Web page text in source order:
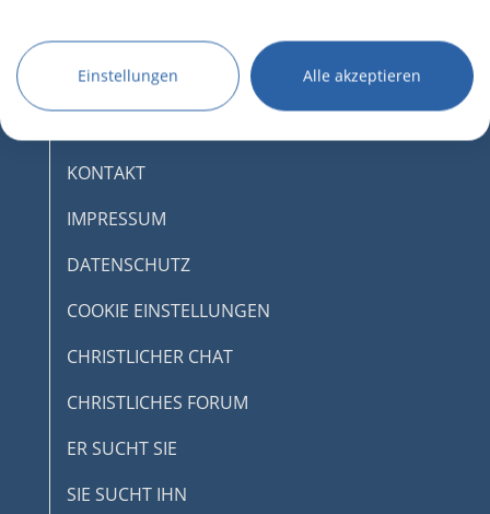
DESKTOPMODUS AKTIVIEREN
KONTAKT
IMPRESSUM
DATENSCHUTZ
COOKIE EINSTELLUNGEN
CHRISTLICHER CHAT
CHRISTLICHES FORUM
ER SUCHT SIE
SIE SUCHT IHN
Einstellungen Alle akzeptieren